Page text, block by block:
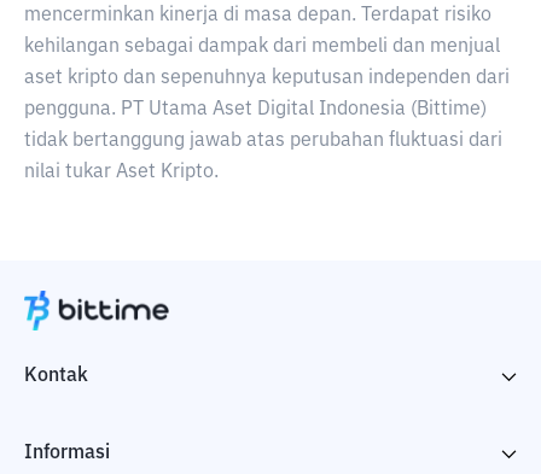
mencerminkan kinerja di masa depan. Terdapat risiko
kehilangan sebagai dampak dari membeli dan menjual
aset kripto dan sepenuhnya keputusan independen dari
pengguna. PT Utama Aset Digital Indonesia (Bittime)
tidak bertanggung jawab atas perubahan fluktuasi dari
nilai tukar Aset Kripto.
Kontak
Informasi